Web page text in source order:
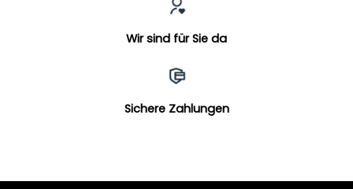
Wir sind für Sie da
Sichere Zahlungen